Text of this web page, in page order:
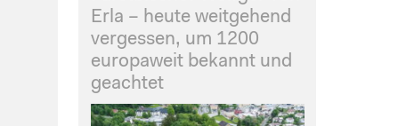
Erla – heute weitgehend
vergessen, um 1200
europaweit bekannt und
geachtet